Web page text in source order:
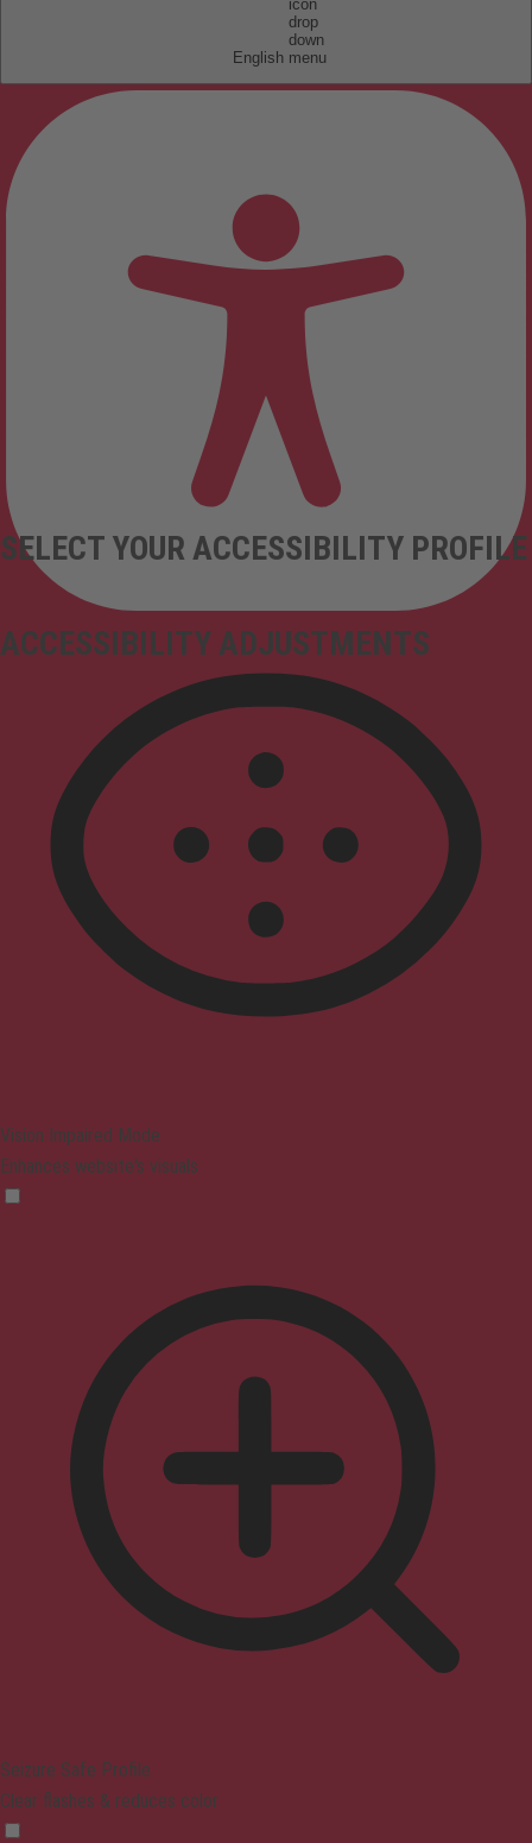
English
ACCESSIBILITY ADJUSTMENTS
SELECT YOUR ACCESSIBILITY PROFILE
Vision Impaired Mode
Enhances website's visuals
Seizure Safe Profile
Clear flashes & reduces color